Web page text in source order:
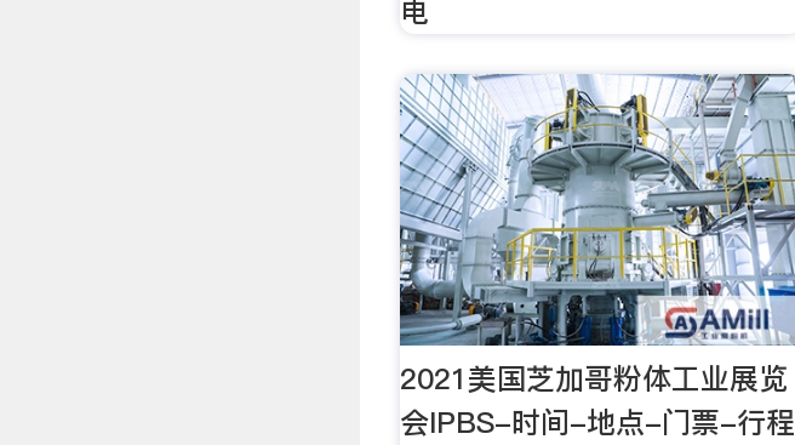
电
2021美国芝加哥粉体工业展览
会IPBS-时间-地点-门票-行程